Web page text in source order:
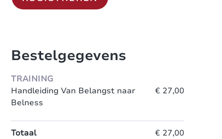
Bestelgegevens
TRAINING
Handleiding Van Belangst naar
Belness
€ 27,00
Totaal € 27,00